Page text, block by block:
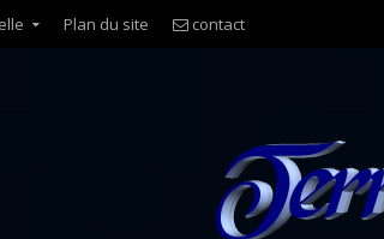
Plan du site contact